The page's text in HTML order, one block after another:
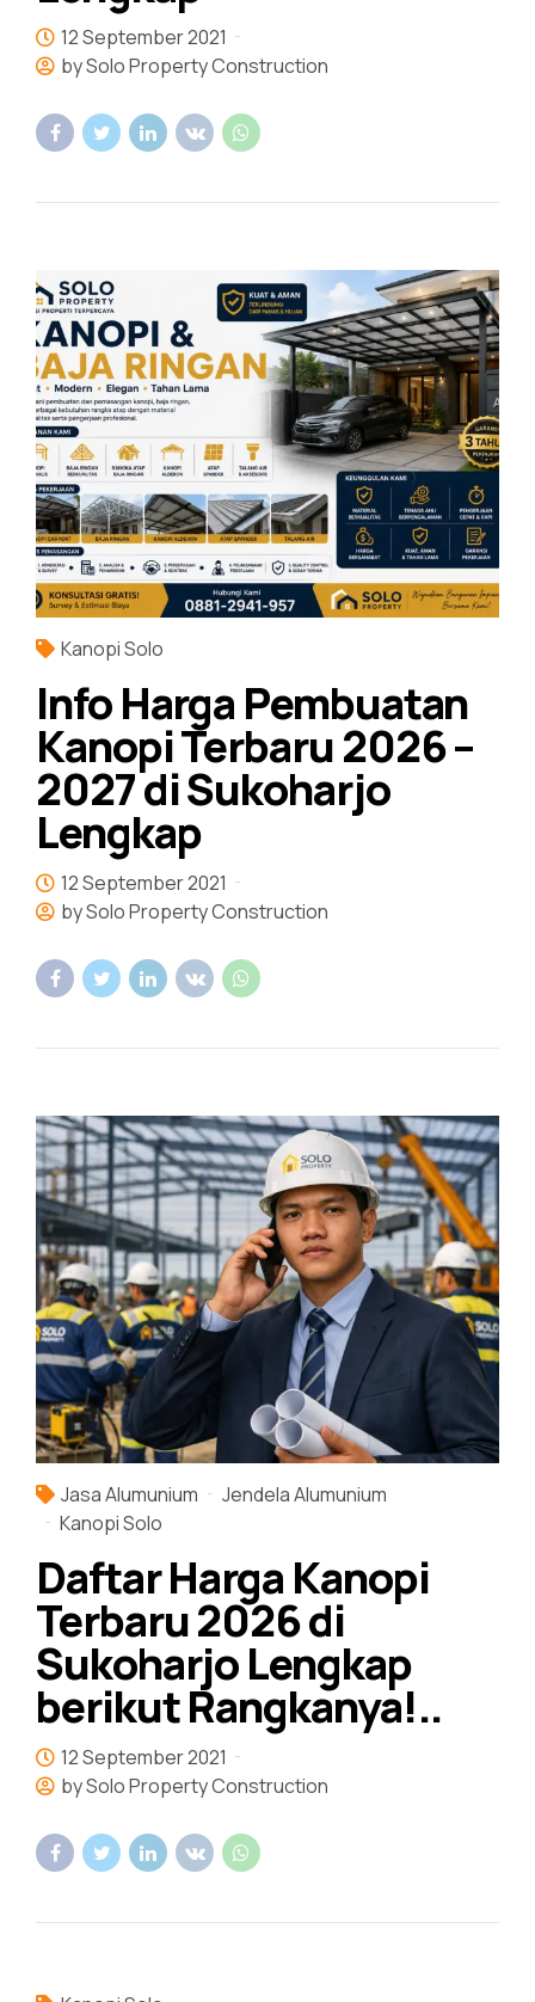
12 September 2021
by Solo Property Construction
Kanopi Solo
Info Harga Pembuatan
Kanopi Terbaru 2026 –
2027 di Sukoharjo
Lengkap
12 September 2021
by Solo Property Construction
Jasa Alumunium
Jendela Alumunium
Kanopi Solo
Daftar Harga Kanopi
Terbaru 2026 di
Sukoharjo Lengkap
berikut Rangkanya!..
12 September 2021
by Solo Property Construction